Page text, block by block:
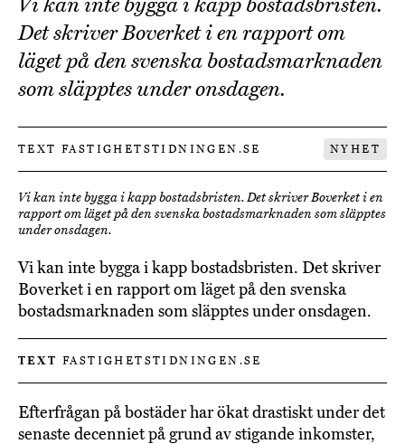
Vi kan inte bygga i kapp bostadsbristen.
Det skriver Boverket i en rapport om
läget på den svenska bostadsmarknaden
som släpptes under onsdagen.
TEXT FASTIGHETSTIDNINGEN.SE NYHET
Vi kan inte bygga i kapp bostadsbristen. Det skriver Boverket i en
rapport om läget på den svenska bostadsmarknaden som släpptes
under onsdagen.
Vi kan inte bygga i kapp bostadsbristen. Det skriver
Boverket i en rapport om läget på den svenska
bostadsmarknaden som släpptes under onsdagen.
TEXT FASTIGHETSTIDNINGEN.SE
Efterfrågan på bostäder har ökat drastiskt under det
senaste decenniet på grund av stigande inkomster,